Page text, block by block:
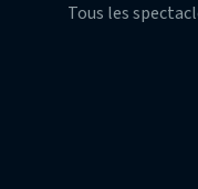
Tous les